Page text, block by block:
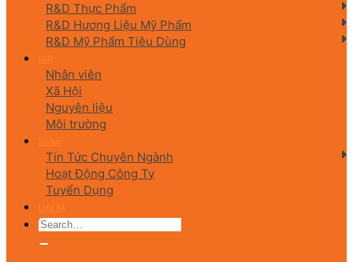
R&D Thực Phẩm
R&D Hương Liệu Mỹ Phẩm
R&D Mỹ Phẩm Tiêu Dùng
Nhân viên
Xã Hội
Nguyên liệu
Môi trường
Tin Tức Chuyên Ngành
Hoạt Động Công Ty
Tuyển Dụng